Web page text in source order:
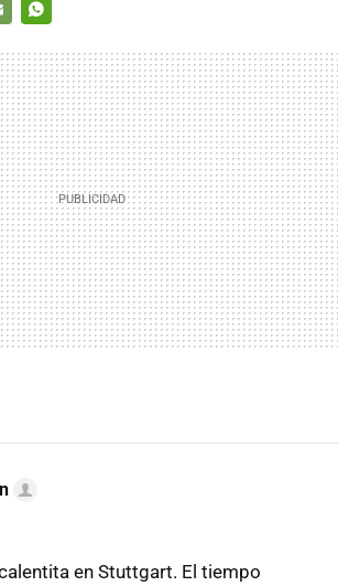
en Stuttgart. El tiempo